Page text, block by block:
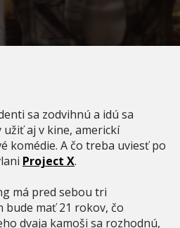
sa zodvihnú a idú sa
aj v kine, americkí
komédie. A čo treba uviesť po
Project X.
má pred sebou tri
bude mať 21 rokov, čo
dvaja kamoši sa rozhodnú,